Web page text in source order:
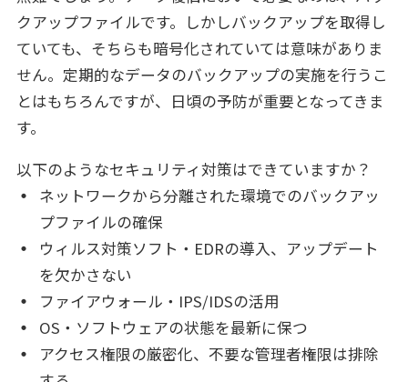
クアップファイルです。しかしバックアップを取得し
ていても、そちらも暗号化されていては意味がありま
せん。定期的なデータのバックアップの実施を行うこ
とはもちろんですが、日頃の予防が重要となってきま
す。
以下のようなセキュリティ対策はできていますか？
ネットワークから分離された環境でのバックアッ
プファイルの確保
ウィルス対策ソフト・EDRの導入、アップデート
を欠かさない
ファイアウォール・IPS/IDSの活用
OS・ソフトウェアの状態を最新に保つ
アクセス権限の厳密化、不要な管理者権限は排除